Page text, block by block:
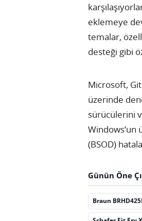
eklemeye
temalar,
desteği gibi
Microsoft,
üzerinde
sürücülerini
(BSOD)
Günün Öne
Braun